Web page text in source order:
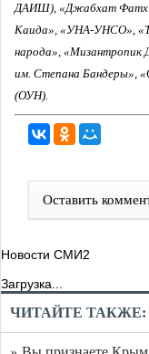
ДАИШ), «Джабхат Фатх
Каида», «УНА-УНСО»,
народа», «Мизантропик
им. Степана Бандеры»,
(ОУН).
Оставить
Новости СМИ2
Загрузка...
ЧИТАЙТЕ ТАКЖЕ: